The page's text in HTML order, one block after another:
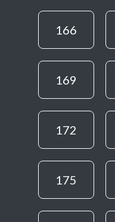
166
169
172
175